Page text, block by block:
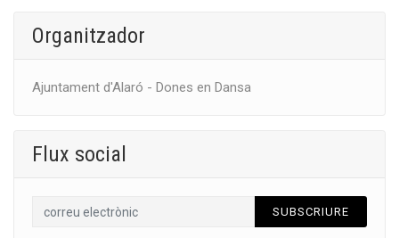
Organitzador
Ajuntament d'Alaró - Dones en Dansa
Flux social
SUBSCRIURE